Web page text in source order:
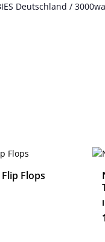
Deutschland /
Flops